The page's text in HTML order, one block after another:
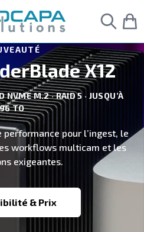
of the carousel is possible
en carrousel
X12
NVME M.2 · RAID 5 · JUSQU’À
TO
performance pour l’ingest, le
workflows multicam et les
exigeantes.
& Prix